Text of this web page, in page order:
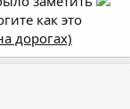
как это
дорогах)